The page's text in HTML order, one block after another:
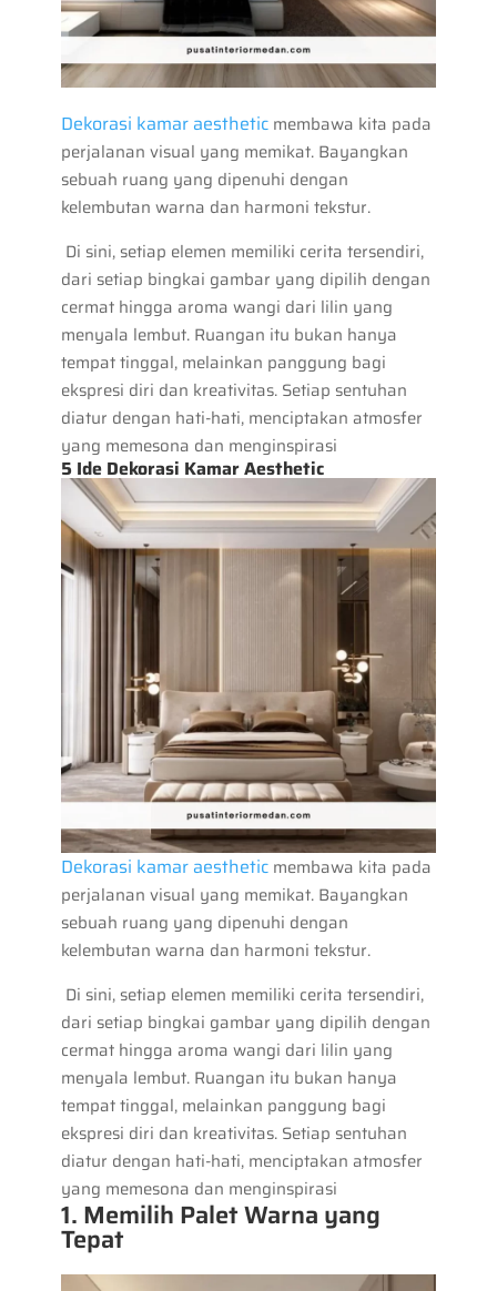
Dekorasi kamar aestheticmembawa kita pada
perjalanan visual yang memikat. Bayangkan
sebuah ruang yang dipenuhi dengan
kelembutan warna dan harmoni tekstur.
Di sini, setiap elemen memiliki cerita tersendiri,
dari setiap bingkai gambar yang dipilih dengan
cermat hingga aroma wangi dari lilin yang
menyala lembut. Ruangan itu bukan hanya
tempat tinggal, melainkan panggung bagi
ekspresi diri dan kreativitas. Setiap sentuhan
diatur dengan hati-hati, menciptakan atmosfer
yang memesona dan menginspirasi
5 Ide Dekorasi Kamar Aesthetic
Dekorasi kamar aestheticmembawa kita pada
perjalanan visual yang memikat. Bayangkan
sebuah ruang yang dipenuhi dengan
kelembutan warna dan harmoni tekstur.
Di sini, setiap elemen memiliki cerita tersendiri,
dari setiap bingkai gambar yang dipilih dengan
cermat hingga aroma wangi dari lilin yang
menyala lembut. Ruangan itu bukan hanya
tempat tinggal, melainkan panggung bagi
ekspresi diri dan kreativitas. Setiap sentuhan
diatur dengan hati-hati, menciptakan atmosfer
yang memesona dan menginspirasi
1. Memilih Palet Warna yang
Tepat